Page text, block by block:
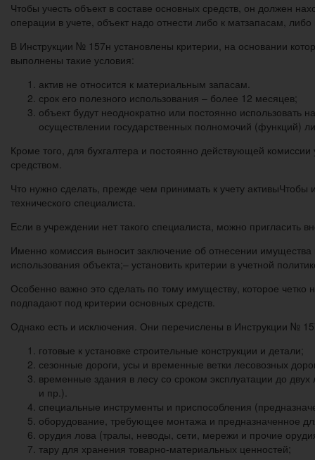
Чтобы учесть объект в составе основных средств, он должен
операции в учете, объект надо отнести либо к матзапасам,
В Инструкции № 157н установлены критерии, на основании
выполнены такие условия:
актив не относится к материальным запасам.
срок его полезного использования – более 12 месяцев;
объект будут неоднократно или постоянно использовать
осуществлении государственных полномочий (функций)
Кроме того, для бухгалтера и постоянно действующей
средством.
Что нужно сделать, прежде чем принимать к учету
технического специалиста.
Если в учреждении нет такого специалиста, можно пригласить
Именно комиссия выносит заключение об отнесении
использования объекта;– установить критерии в учетной
Особенно важно это сделать по тому имуществу, которое
подпадают под критерии основных средств.
Однако есть и исключения. Они перечислены в Инструкции №
готовые к установке строительные конструкции и детали;
сезонные дороги, усы и временные ветки лесовозных
временные здания в лесу со сроком эксплуатации до
и пр.).
специальные инструменты и приспособления
оборудование, требующее монтажа и предназначенное
орудия лова (тралы, неводы, сети, мережи и прочие
тару для хранения товарно-материальных ценностей;